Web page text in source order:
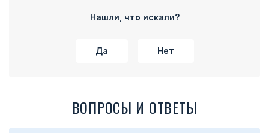
Нашли, что искали?
Да Нет
ВОПРОСЫ И ОТВЕТЫ